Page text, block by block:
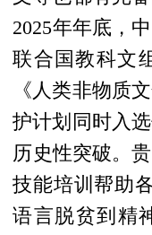
2025年年底，
联合国教科文
《人类非物质
护计划同时入
历史性突破。
技能培训帮助
语言脱贫到精